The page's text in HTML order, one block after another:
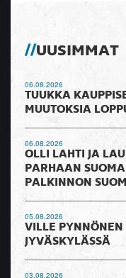
UUSIMMAT
06.08.2026
TUUKKA
MUUTOKSIA
06.08.2026
OLLI LAHTI JA
PARHAAN
PALKINNON
05.08.2026
VILLE
JYVÄSKYLÄSSÄ
03.08.2026